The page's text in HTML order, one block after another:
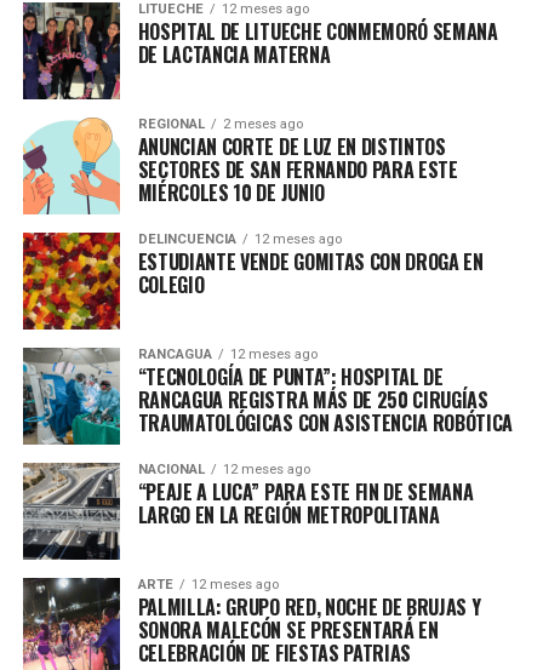
LITUECHE 12 meses ago
HOSPITAL DE LITUECHE CONMEMORÓ SEMANA
DE LACTANCIA MATERNA
REGIONAL 2 meses ago
ANUNCIAN CORTE DE LUZ EN DISTINTOS
SECTORES DE SAN FERNANDO PARA ESTE
MIÉRCOLES 10 DE JUNIO
DELINCUENCIA 12 meses ago
ESTUDIANTE VENDE GOMITAS CON DROGA EN
COLEGIO
RANCAGUA 12 meses ago
“TECNOLOGÍA DE PUNTA”: HOSPITAL DE
RANCAGUA REGISTRA MÁS DE 250 CIRUGÍAS
TRAUMATOLÓGICAS CON ASISTENCIA ROBÓTICA
NACIONAL 12 meses ago
“PEAJE A LUCA” PARA ESTE FIN DE SEMANA
LARGO EN LA REGIÓN METROPOLITANA
ARTE 12 meses ago
PALMILLA: GRUPO RED, NOCHE DE BRUJAS Y
SONORA MALECÓN SE PRESENTARÁ EN
CELEBRACIÓN DE FIESTAS PATRIAS